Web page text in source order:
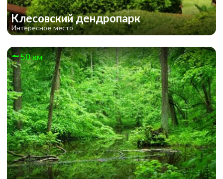
Клесовский дендропарк
Интересное место
50 км